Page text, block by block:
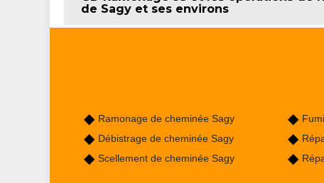
de Sagy et ses environs
Ramonage de cheminée Sagy
Débistrage de cheminée Sagy
Scellement de cheminée Sagy